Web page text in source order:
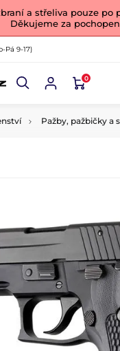
a střeliva pouze po
Děkujeme za
Pá 9-17)
0
Pažby, pažbičky a